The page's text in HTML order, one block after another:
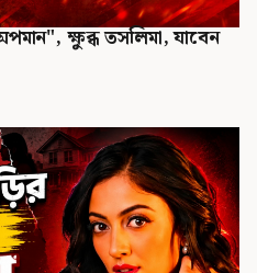
ক্ষুব্ধ তসলিমা, যাবেন